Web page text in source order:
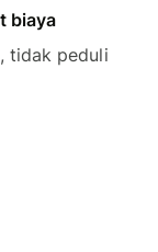
biaya
tidak peduli